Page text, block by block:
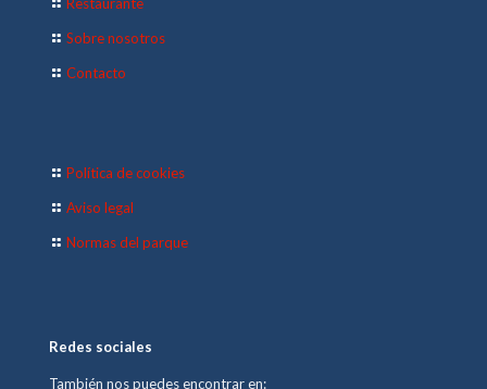
Sobre nosotros
Contacto
Política de cookies
Aviso legal
Normas del parque
Redes sociales
También nos puedes encontrar en: